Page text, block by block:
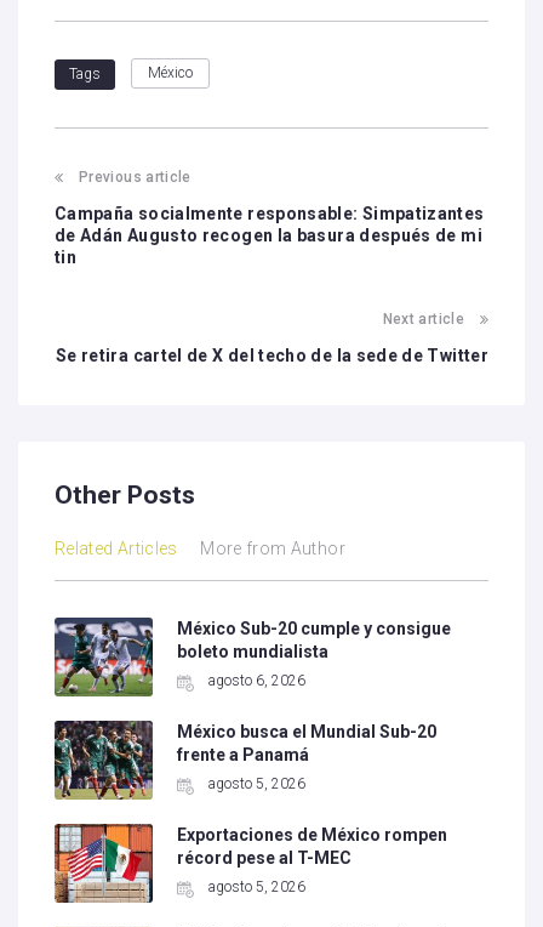
Tags México
Previous article
Campaña socialmente responsable: Simpatizantes
de Adán Augusto recogen la basura después de mi
tin
Next article
Se retira cartel de X del techo de la sede de Twitter
Other Posts
Related Articles More from Author
México Sub-20 cumple y consigue
boleto mundialista
agosto 6, 2026
México busca el Mundial Sub-20
frente a Panamá
agosto 5, 2026
Exportaciones de México rompen
récord pese al T-MEC
agosto 5, 2026